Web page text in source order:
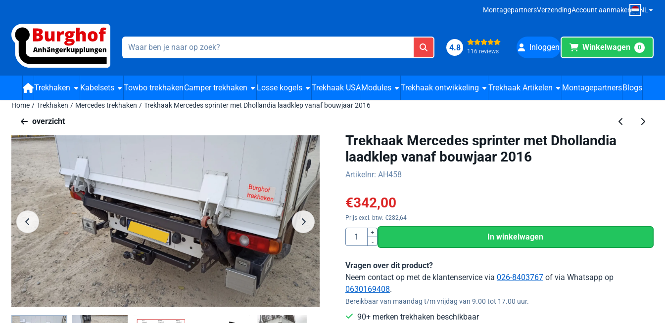
MontagepartnersVerzendingAccount aanmaken NL
Zoeken
4.8 116 reviews Inloggen Winkelwagen 0
Trekhaken Kabelsets Towbo trekhakenCamper trekhaken Losse kogels Trekhaak USAModules Trekhaak ontwikkeling Trekhaak Artikelen MontagepartnersBlogs
Home / Trekhaken / Mercedes trekhaken / Trekhaak Mercedes sprinter met Dhollandia laadklep vanaf bouwjaar 2016
overzicht
Trekhaak Mercedes sprinter met Dhollandia
laadklep vanaf bouwjaar 2016
Artikelnr: AH458
€342,00
Prijs excl. btw: €282,64
Aantal
+
-
In winkelwagen
Vragen over dit product?
Neem contact op met de klantenservice via 026-8403767of via Whatsapp op
0630169408.
Bereikbaar van maandag t/m vrijdag van 9.00 tot 17.00 uur.
90+ merken trekhaken beschikbaar